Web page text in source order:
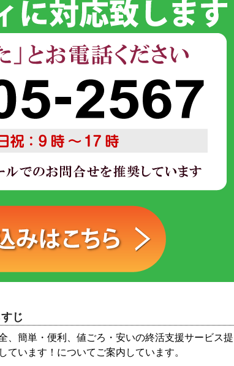
じ
、簡単・便利、値ごろ・安いの終活支援サービス提
ています！についてご案内しています。